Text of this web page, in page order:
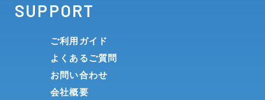
SUPPORT
ご利用ガイド
よくあるご質問
お問い合わせ
会社概要